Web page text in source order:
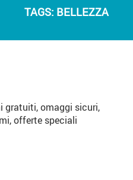
TAGS: BELLEZZA
gratuiti, omaggi sicuri,
offerte speciali